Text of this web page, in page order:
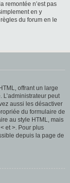
remontée n’est pas
en y
du forum en le
offrant un large
L’administrateur peut
aussi les désactiver
du formulaire de
au style HTML, mais
et >. Pour plus
depuis la page de